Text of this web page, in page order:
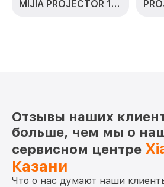
MIJIA PROJECTOR 1080P
Отзывы наших
больше, чем мы о
сервисном центре
Казани
Что о нас думают наши